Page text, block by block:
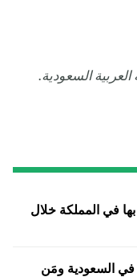
في المملكة خلال
في السعودية ومَن